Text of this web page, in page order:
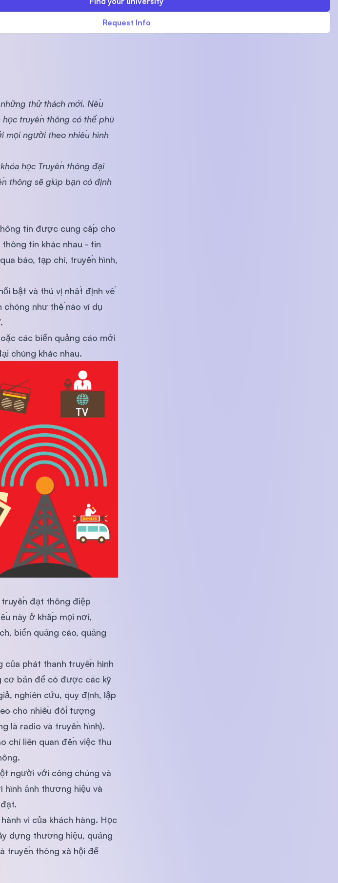
Kota Damansara
Request Info
thử thách mới. Nếu
truyền thông có thể phù
mọi người theo nhiều hình
học Truyền thông đại
thông sẽ giúp bạn có định
tin được cung cấp cho
tin khác nhau - tin
báo, tạp chí, truyền hình,
bật và thú vị nhất định về
chóng như thế nào ví dụ
các biển quảng cáo mới
chúng khác nhau.
đạt thông điệp
này ở khắp mọi nơi,
biển quảng cáo, quảng
của phát thanh truyền hình
cơ bản để có được các kỹ
nghiên cứu, quy định, lập
cho nhiều đối tượng
là radio và truyền hình).
chí liên quan đến việc thu
người với công chúng và
ảnh thương hiệu và
vi của khách hàng. Học
dựng thương hiệu, quảng
truyền thông xã hội để